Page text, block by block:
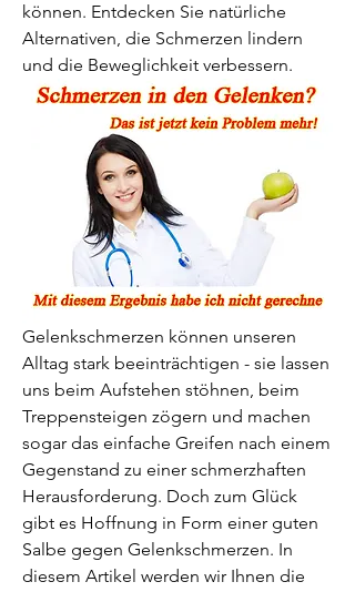
können. Entdecken Sie natürliche
Alternativen, die Schmerzen lindern
und die Beweglichkeit verbessern.
Gelenkschmerzen können unseren
Alltag stark beeinträchtigen - sie lassen
uns beim Aufstehen stöhnen, beim
Treppensteigen zögern und machen
sogar das einfache Greifen nach einem
Gegenstand zu einer schmerzhaften
Herausforderung. Doch zum Glück
gibt es Hoffnung in Form einer guten
Salbe gegen Gelenkschmerzen. In
diesem Artikel werden wir Ihnen die